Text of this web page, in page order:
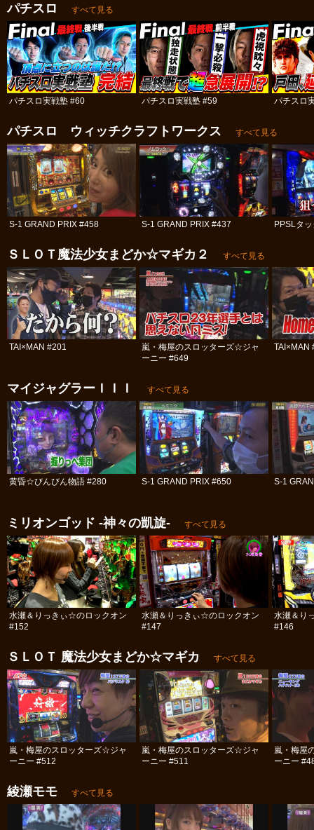
パチスロ すべて見る
パチスロ実戦塾 #60 パチスロ実戦塾 #59 パチスロ
パチスロ ウィッチクラフトワークス すべて見る
S-1 GRAND PRIX #458 S-1 GRAND PRIX #437 PPSLタ
ＳＬＯＴ魔法少女まどか☆マギカ２ すべて見る
TAI×MAN #201
嵐・梅屋のスロッターズ☆ジャ
ーニー #649
TAI×MAN
マイジャグラーＩＩＩ すべて見る
黄昏☆びんびん物語 #280 S-1 GRAND PRIX #650 S-1
ミリオンゴッド -神々の凱旋- すべて見る
水瀬＆りっきぃ☆のロックオン
#152
水瀬＆りっきぃ☆のロックオン
#147
水瀬＆り
#146
ＳＬＯＴ 魔法少女まどか☆マギカ すべて見る
嵐・梅屋のスロッターズ☆ジャ
ーニー #512
嵐・梅屋のスロッターズ☆ジャ
ーニー #511
嵐・梅屋
ーニー
綾瀬モモ すべて見る